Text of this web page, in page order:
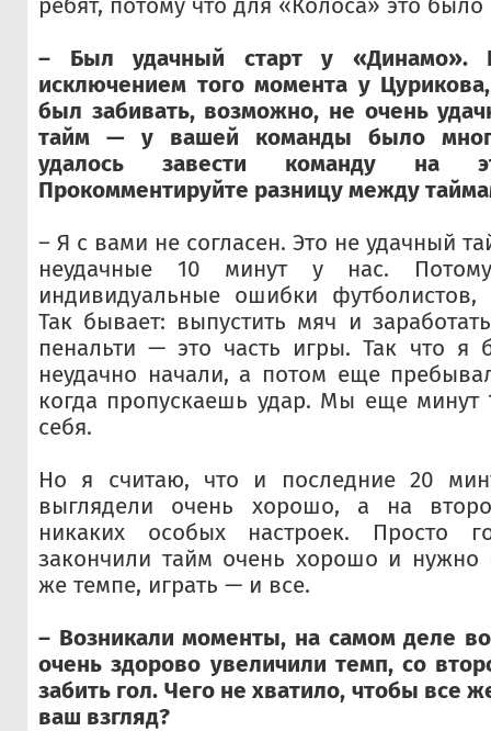
ребят, потому что для «Колоса» это
– Был удачный старт у «Динамо».
исключением того момента у
был забивать, возможно, не очень
тайм — у вашей команды было
удалось завести команду на
Прокомментируйте разницу между
– Я с вами не согласен. Это не удачный
неудачные 10 минут у нас.
индивидуальные ошибки футболистов,
Так бывает: выпустить мяч и
пенальти — это часть игры. Так что я
неудачно начали, а потом еще
когда пропускаешь удар. Мы еще минут
себя.
Но я считаю, что и последние 20
выглядели очень хорошо, а на
никаких особых настроек. Просто
закончили тайм очень хорошо и нужно
же темпе, играть — и все.
– Возникали моменты, на самом деле
очень здорово увеличили темп, со
забить гол. Чего не хватило, чтобы все
ваш взгляд?